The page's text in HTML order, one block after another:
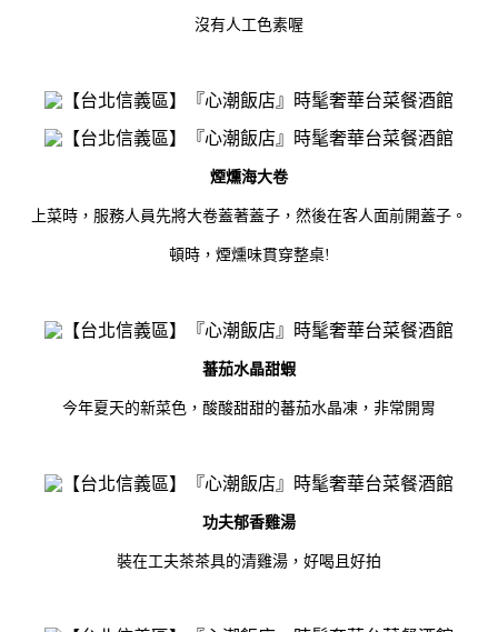
沒有人工色素喔
煙燻海大卷
上菜時，服務人員先將大卷蓋著蓋子，然後在客人面前開蓋子 。
頓時，煙燻味貫穿整桌!
蕃茄水晶甜蝦
今年夏天的新菜色，酸酸甜甜的蕃茄水晶凍，非常開胃
功夫郁香雞湯
裝在工夫茶茶具的清雞湯，好喝且好拍